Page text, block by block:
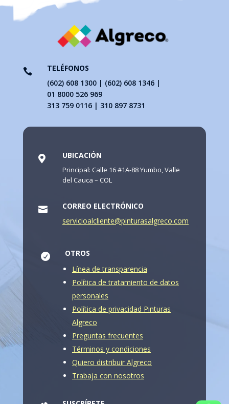

TELÉFONOS
(602) 608 1300 | (602) 608 1346 |
01 8000 526 969
313 759 0116 | 310 897 8731
 UBICACIÓN
Principal: Calle 16 #1A-88 Yumbo, Valle
del Cauca – COL

CORREO ELECTRÓNICO
servicioalcliente@pinturasalgreco.com

OTROS
Línea de transparencia
Política de tratamiento de datos
personales
Política de privacidad Pinturas
Algreco
Preguntas frecuentes
Términos y condiciones
Quiero distribuir Algreco
Trabaja con nosotros